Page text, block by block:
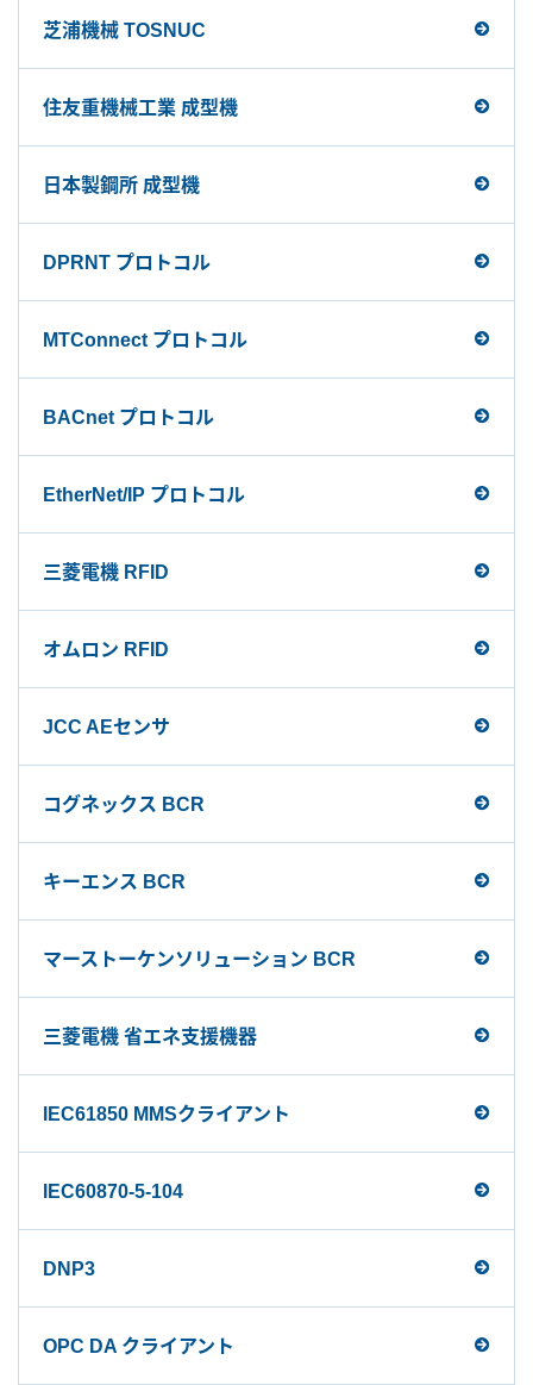
芝浦機械 TOSNUC
住友重機械工業 成型機
日本製鋼所 成型機
DPRNT プロトコル
MTConnect プロトコル
BACnet プロトコル
EtherNet/IP プロトコル
三菱電機 RFID
オムロン RFID
JCC AEセンサ
コグネックス BCR
キーエンス BCR
マーストーケンソリューション BCR
三菱電機 省エネ支援機器
IEC61850 MMSクライアント
IEC60870-5-104
DNP3
OPC DA クライアント